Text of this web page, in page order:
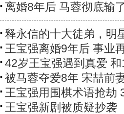
离婚8年后 马蓉彻底输
释永信的十大徒弟，明
王宝强离婚9年后 事业
42岁王宝强遇到真爱
被马蓉夺爱8年 宋喆前
王宝强用围棋术语抢劫
王宝强新剧被质疑抄袭